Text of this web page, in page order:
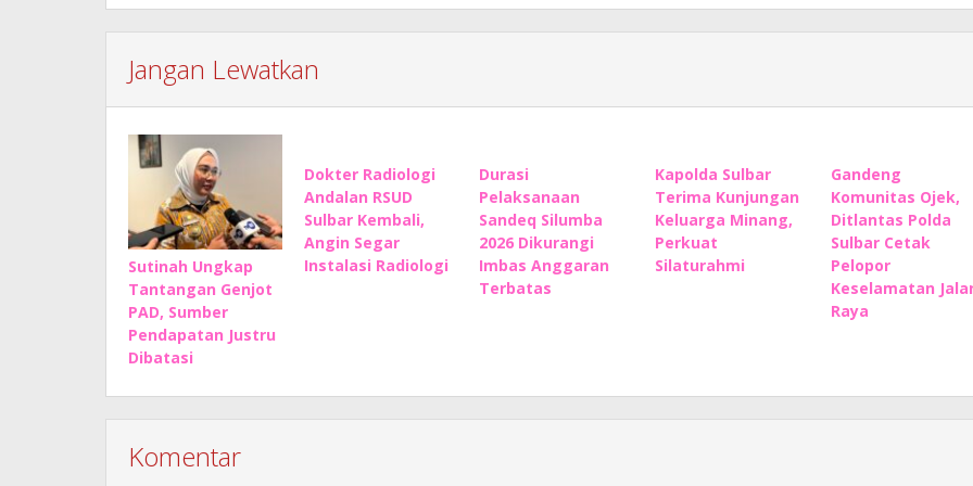
Jangan Lewatkan
Sutinah Ungkap
Tantangan Genjot
PAD, Sumber
Pendapatan Justru
Dibatasi
Dokter Radiologi
Andalan RSUD
Sulbar Kembali,
Angin Segar
Instalasi Radiologi
Durasi
Pelaksanaan
Sandeq Silumba
2026 Dikurangi
Imbas Anggaran
Terbatas
Kapolda Sulbar
Terima Kunjungan
Keluarga Minang,
Perkuat
Silaturahmi
Gandeng
Komunitas Ojek,
Ditlantas Polda
Sulbar Cetak
Pelopor
Keselamatan
Raya
Komentar